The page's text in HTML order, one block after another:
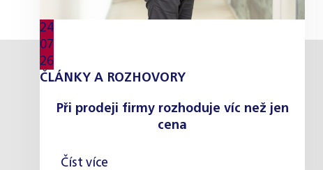
24
07
26
ČLÁNKY A ROZHOVORY
Při prodeji firmy rozhoduje víc než jen
cena
Číst více